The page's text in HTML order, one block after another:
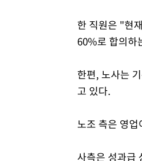
한 직원은 "현
60%로 합의하
한편, 노사는
고 있다.
노조 측은 영
사측은 성과급